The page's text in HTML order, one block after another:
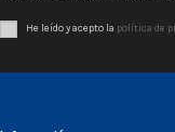
He leído y acepto la política de